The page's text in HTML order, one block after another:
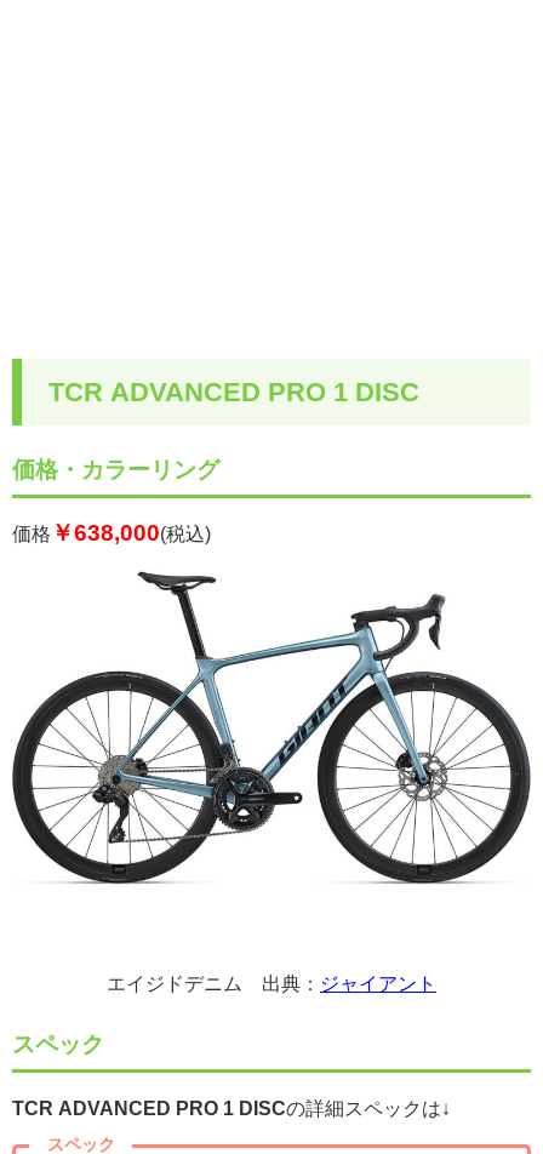
TCR ADVANCED PRO 1 DISC
価格・カラーリング
価格 ￥638,000(税込)
エイジドデニム 出典： ジャイアント
スペック
TCR ADVANCED PRO 1 DISCの詳細スペックは↓
スペック